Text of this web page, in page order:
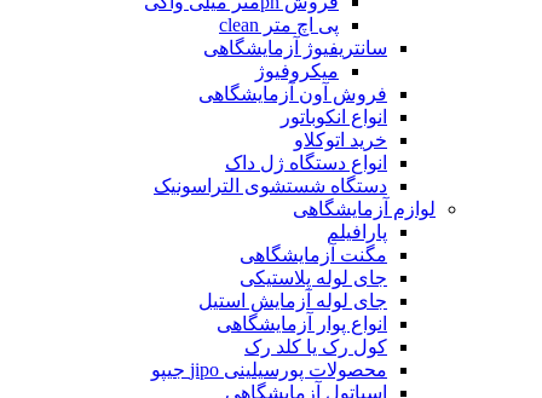
پی اچ متر clean
سانتریفیوژ آزمایشگاهی
میکروفیوژ
فروش آون آزمایشگاهی
انواع انکوباتور
خرید اتوکلاو
انواع دستگاه ژل داک
دستگاه شستشوی التراسونیک
لوازم آزمایشگاهی
پارافیلم
مگنت آزمایشگاهی
جای لوله پلاستیکی
جای لوله آزمایش استیل
انواع پوار آزمایشگاهی
کول رک یا کلد رک
محصولات پورسیلینی jipo جیپو
اسپاتول آزمایشگاهی